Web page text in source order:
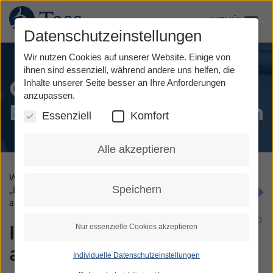
Direkt
zum
Inhalt
MENÜ
Online Schulung
Erfolgreich Telefonieren
DGS VIDEO
Wir bieten eine
„Erfolgreich telefonieren im privaten Bereich“
an.
Inhalte sind unter
anderem
Datenschutzeinstellungen
Wir nutzen Cookies auf unserer Website. Einige von
ihnen sind essenziell, während andere uns helfen, die
Inhalte unserer Seite besser an Ihre Anforderungen
anzupassen.
Essenziell Komfort
Alle akzeptieren
Speichern
Nur essenzielle Cookies akzeptieren
Individuelle Datenschutzeinstellungen